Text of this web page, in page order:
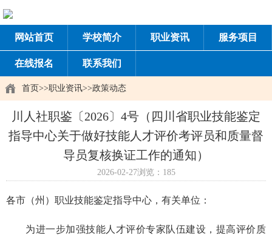
网站首页 学校简介 职业资讯 服务项目
在线报名 联系我们
首页>>职业资讯>>政策动态
川人社职鉴〔2026〕4号（四川省职业技能鉴定
指导中心关于做好技能人才评价考评员和质量督
导员复核换证工作的通知）
2026-02-27浏览：185
各市（州）职业技能鉴定指导中心，有关单位：
为进一步加强技能人才评价专家队伍建设，提高评价质